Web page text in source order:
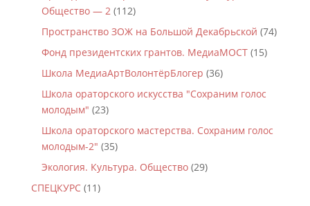
Общество — 2(112)
Пространство ЗОЖ на Большой Декабрьской (74)
Фонд президентских грантов. МедиаМОСТ(15)
Школа МедиаАртВолонтёрБлогер (36)
Школа ораторского искусства "Сохраним голос
молодым" (23)
Школа ораторского мастерства. Сохраним голос
молодым-2" (35)
Экология. Культура. Общество(29)
СПЕЦКУРС(11)